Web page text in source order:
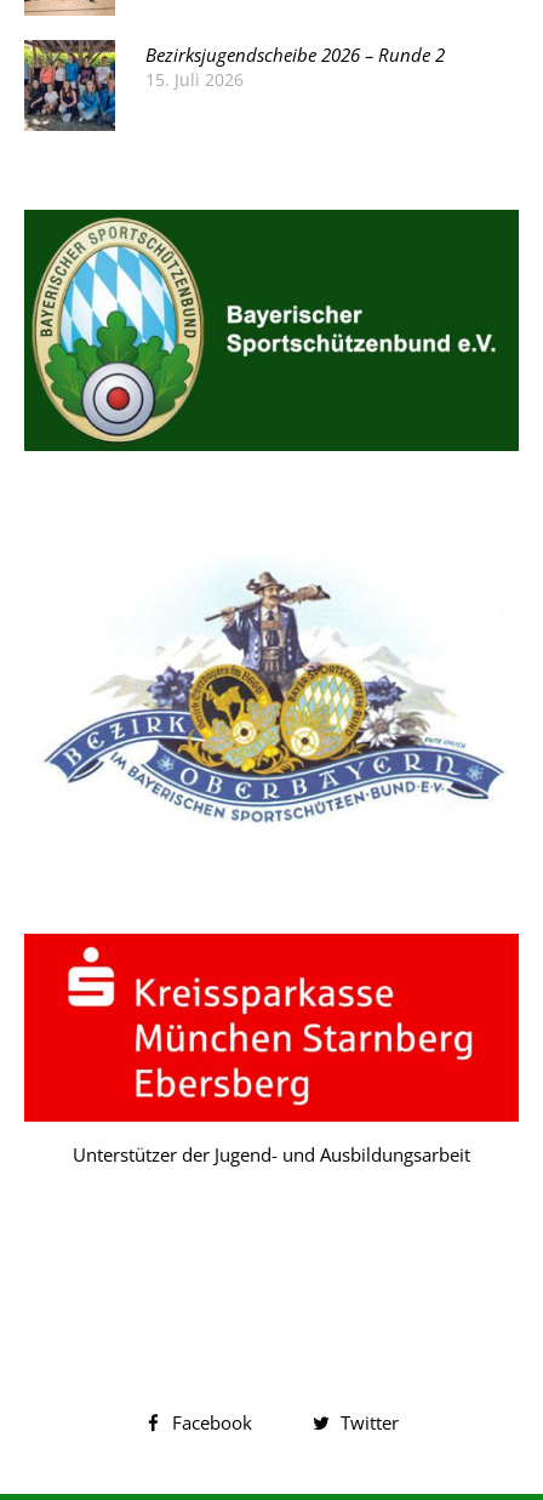
Bezirksjugendscheibe 2026 – Runde 2
15. Juli 2026
Unterstützer der Jugend- und Ausbildungsarbeit
Facebook Twitter